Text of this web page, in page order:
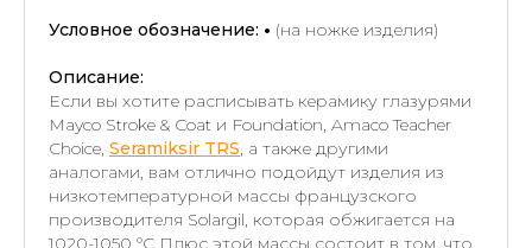
Условное обозначение: • (на ножке изделия)
Описание:
Если вы хотите расписывать керамику глазурями
Mayco Stroke & Coat и Foundation, Amaco Teacher
Choice, Seramiksir TRS, а также другими
аналогами, вам отлично подойдут изделия из
низкотемпературной массы французского
производителя Solargil, которая обжигается на
1020-1050 °C Плюс этой массы состоит в том, что